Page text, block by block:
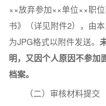
××放弃参加××单位××职
书》（详见附件2），由
为JPG格式以附件发送。
明，又因个人原因不参加
档案。
（二）审核材料提交